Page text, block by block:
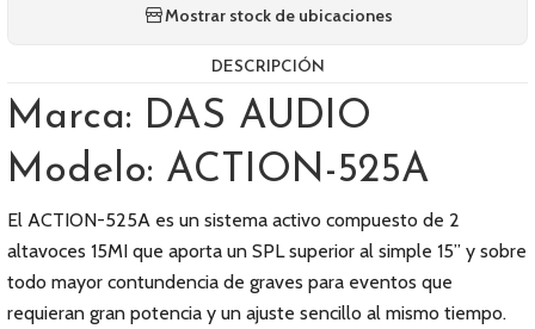
Mostrar stock de ubicaciones
DESCRIPCIÓN
Marca: DAS AUDIO
Modelo: ACTION-525A
El ACTION-525A es un sistema activo compuesto de 2
altavoces 15MI que aporta un SPL superior al simple 15” y sobre
todo mayor contundencia de graves para eventos que
requieran gran potencia y un ajuste sencillo al mismo tiempo.